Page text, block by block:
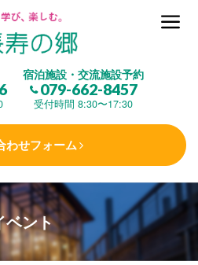
宿泊施設・交流施設予約
079-662-8457
受付時間 8:30〜17:30
わせフォーム
ベント